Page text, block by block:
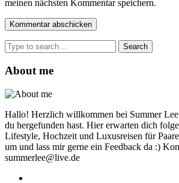
meinen nächsten Kommentar speichern.
Search
for:
About me
Hallo! Herzlich willkommen bei Summer
du hergefunden hast. Hier erwarten dich
Lifestyle, Hochzeit und Luxusreisen für
um und lass mir gerne ein Feedback da :)
summerlee@live.de